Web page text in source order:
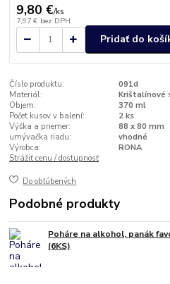
9,80 €/ks
7,97 € bez DPH
Pridať do
Číslo produktu:
091d
Materiál:
Krištalínové
Objem:
370 ml
Počet kusov v balení:
2 ks
Výška a priemer:
88 x 80 mm
umývačka riadu:
vhodné
Výrobca:
RONA
Strážiť cenu / dostupnosť
Do obľúbených
Podobné produkty
Poháre na alkohol, panák
(6KS)